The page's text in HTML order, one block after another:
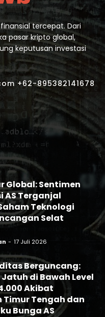
tercepat. Dari
pasar kripto global,
keputusan investasi
+62-895382141678
Global: Sentimen
AS Terganjal
Teknologi
Selat
- 17 Juli 2026
Berguncang:
di Bawah Level
Akibat
Tengah dan
Bunga AS